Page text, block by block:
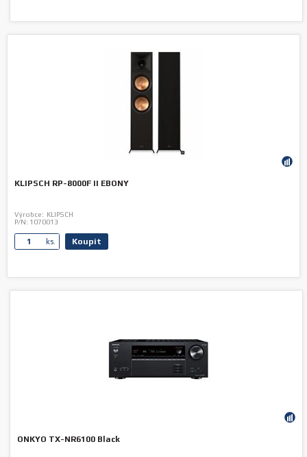
KLIPSCH RP-8000F II EBONY
Výrobce: KLIPSCH
P/N: 1070013
ks. Koupit
ONKYO TX-NR6100 Black